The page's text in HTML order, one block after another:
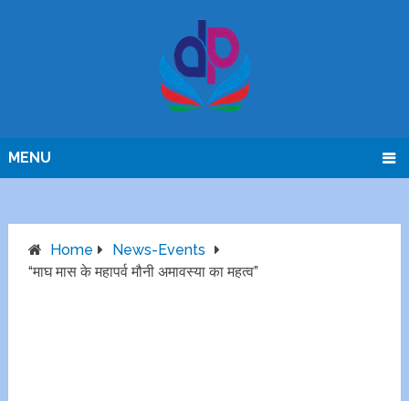
MENU
Home
News-Events
“माघ मास के महापर्व मौनी अमावस्या का महत्व”